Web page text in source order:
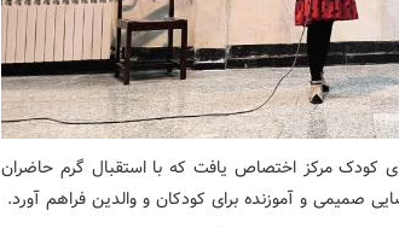
کودک مرکز اختصاص یافت که با استقبال گرم حاضران
صمیمی و آموزنده برای کودکان و والدین فراهم آورد.